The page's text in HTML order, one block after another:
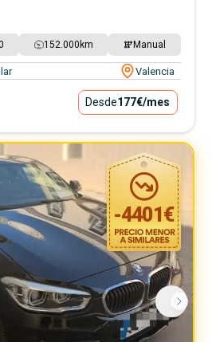
152.000 km Manual
Valencia
Desde177€/mes
-4401€